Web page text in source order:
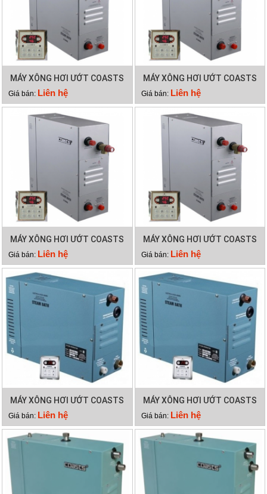
MÁY XÔNG HƠI ƯỚT COASTS
KSB 150
Giá bán: Liên hệ
MÁY XÔNG HƠI ƯỚT COASTS
KSB 120
Giá bán: Liên hệ
MÁY XÔNG HƠI ƯỚT COASTS
KSB 90
Giá bán: Liên hệ
MÁY XÔNG HƠI ƯỚT COASTS
KSB 60
Giá bán: Liên hệ
MÁY XÔNG HƠI ƯỚT COASTS
KSA 180
Giá bán: Liên hệ
MÁY XÔNG HƠI ƯỚT COASTS
KSA 150
Giá bán: Liên hệ